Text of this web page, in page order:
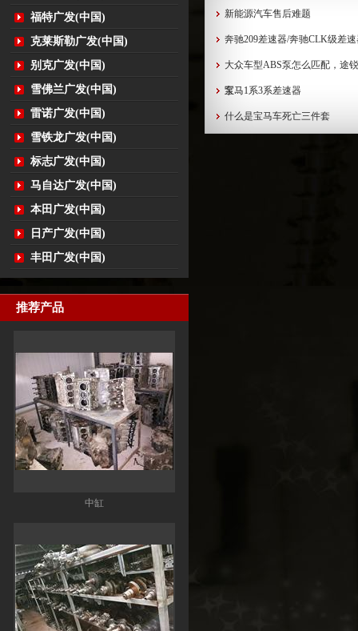
福特广发(中国)
克莱斯勒广发(中国)
别克广发(中国)
雪佛兰广发(中国)
雷诺广发(中国)
雪铁龙广发(中国)
标志广发(中国)
马自达广发(中国)
本田广发(中国)
日产广发(中国)
丰田广发(中国)
推荐产品
中缸
新能源汽车售后难题
奔驰209差速器/奔驰CLK级差
大众车型ABS泵怎么匹配，途
泵...
宝马1系3系差速器
什么是宝马车死亡三件套